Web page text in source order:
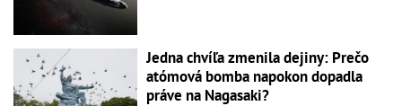
Jedna chvíľa zmenila dejiny: Prečo
atómová bomba napokon dopadla
práve na Nagasaki?